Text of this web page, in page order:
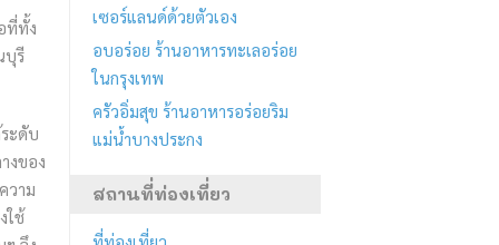
ที่ทั้ง
บุรี
ะดับ
งของ
วาม
ใช้
เซอร์แลนด์ด้วยตัวเอง
อบอร่อย ร้านอาหารทะเลอร่อย
ในกรุงเทพ
ครัวอิ่มสุข ร้านอาหารอร่อยริม
แม่น้ำบางประกง
สถานที่ท่องเที่ยว